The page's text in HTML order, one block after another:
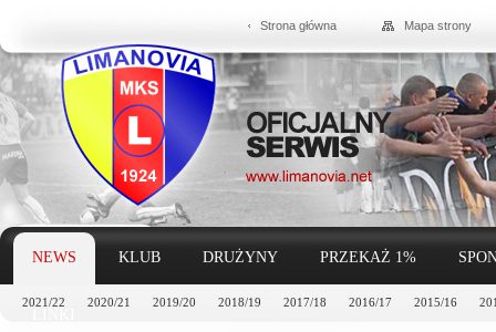
Strona główna Mapa strony
NEWS
2021/22 2020/21 2019/20 2018/19 2017/18 2016/17 2015/16
KLUB DRUŻYNY PRZEKAŻ 1%